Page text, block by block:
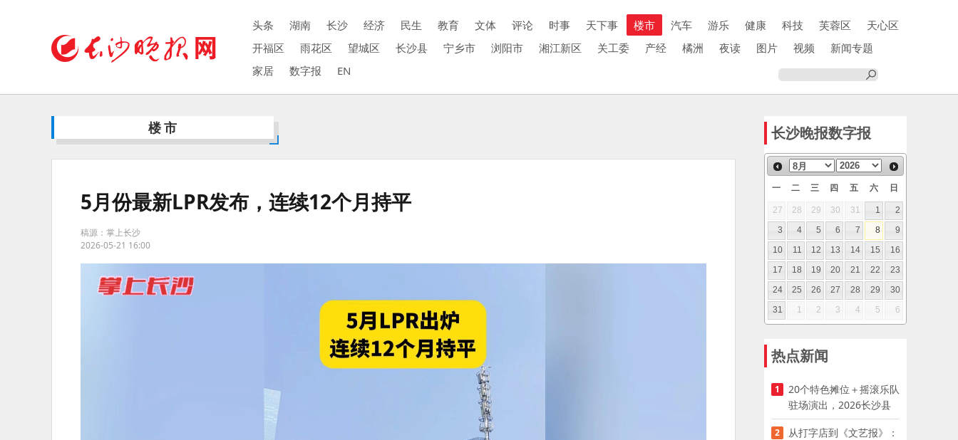
头条 湖南 长沙 经济 民生 教育 文体 评论 时事 天下事 楼市 汽车 游乐 健康 科技 芙蓉区
天心区
开福区
雨花区 望城区 长沙县 宁乡市 浏阳市 湘江新区 关工委 产经 橘洲 夜读 图片 视频
新闻专题
家居
数字报 EN
楼市
5月份最新LPR发布，连续12个月持平
稿源：掌上长沙
2026-05-21 16:00
长沙晚报数字报
一 二 三 四 五 六 日
27 28 29 30 31 1
2
3
4 5 6 7 8
9
10
11 12 13 14 15
16
17
18 19 20 21 22
23
24
25 26 27 28 29
30
31
1 2 3 4 5 6
热点新闻
1
20个特色摊位＋摇滚乐队
驻场演出，2026长沙县
夜市嘉年华启幕
2
从打字店到《文艺报》：